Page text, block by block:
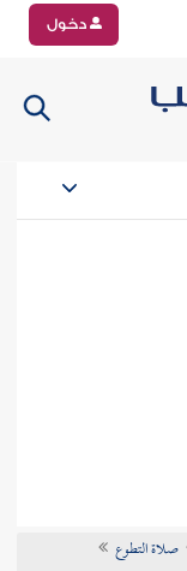
دخول
صلاة التطوع